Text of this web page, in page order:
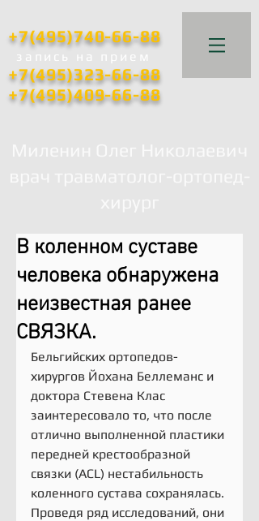
+7(495)740-66-88
запись на прием
+7(495)323-66-88
+7(495)409-66-88
В коленном суставе
человека обнаружена
неизвестная ранее
СВЯЗКА.
Бельгийских ортопедов-
хирургов Йохана Беллеманс и
доктора Стевена Клас
заинтересовало то, что после
отлично выполненной пластики
передней крестообразной
связки (ACL) нестабильность
коленного сустава сохранялась.
Проведя ряд исследований, они